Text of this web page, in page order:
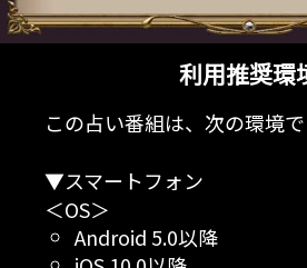
利用推奨環
この占い番組は、次の環境で
▼スマートフォン
＜OS＞
Android 5.0以降